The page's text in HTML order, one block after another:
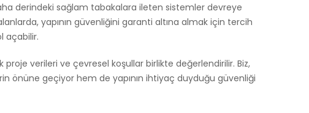
derindeki sağlam tabakalara ileten sistemler devreye
yapının güvenliğini garanti altına almak için tercih
açabilir.
verileri ve çevresel koşullar birlikte değerlendirilir. Biz,
önüne geçiyor hem de yapının ihtiyaç duyduğu güvenliği